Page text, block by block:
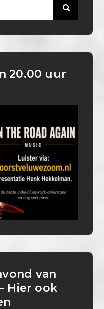
20.00 uur
van
Hier ook